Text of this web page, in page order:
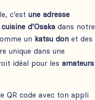
c’estune adresse
cuisine d’Osaka dans notre
un katsu don et des
unique dans une
idéal pour lesamateurs
QR code avec ton appli